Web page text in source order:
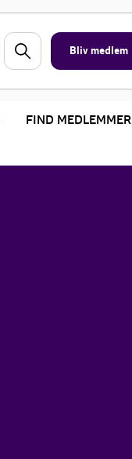
Bliv medlem
FIND MEDLEMMER